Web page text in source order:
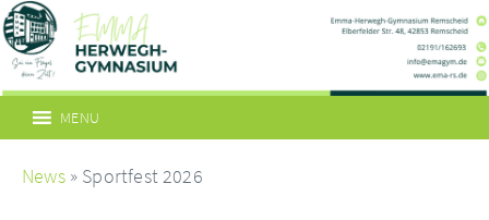
MENU
News» Sportfest 2026